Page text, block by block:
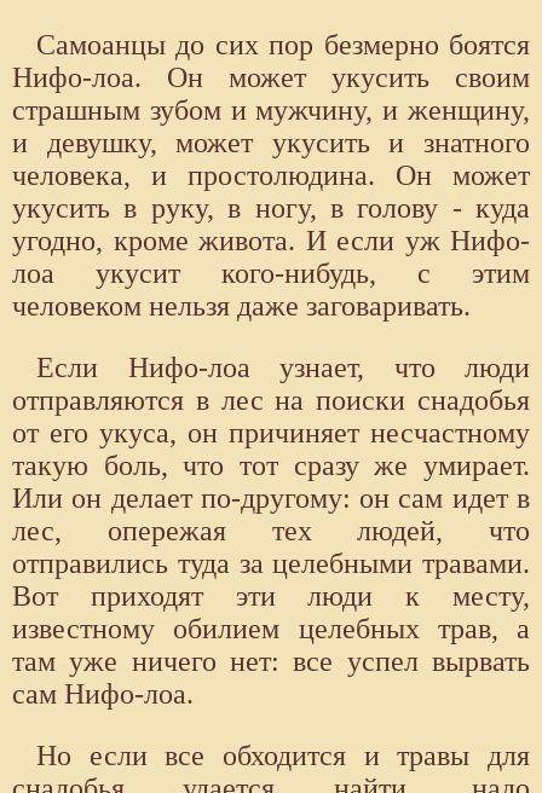
Самоанцы до сих пор безмерно боятся
Нифо-лоа. Он может укусить своим
страшным зубом и мужчину, и женщину,
и девушку, может укусить и знатного
человека, и простолюдина. Он может
укусить в руку, в ногу, в голову - куда
угодно, кроме живота. И если уж Нифо-
лоа укусит кого-нибудь, с этим
человеком нельзя даже заговаривать.
Если Нифо-лоа узнает, что люди
отправляются в лес на поиски снадобья
от его укуса, он причиняет несчастному
такую боль, что тот сразу же умирает.
Или он делает по-другому: он сам идет в
лес, опережая тех людей, что
отправились туда за целебными травами.
Вот приходят эти люди к месту,
известному обилием целебных трав, а
там уже ничего нет: все успел вырвать
сам Нифо-лоа.
Но если все обходится и травы для